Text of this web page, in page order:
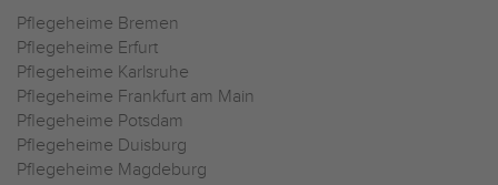
Pflegeheime Bremen
Pflegeheime Erfurt
Pflegeheime Karlsruhe
Pflegeheime Frankfurt am Main
Pflegeheime Potsdam
Pflegeheime Duisburg
Pflegeheime Magdeburg